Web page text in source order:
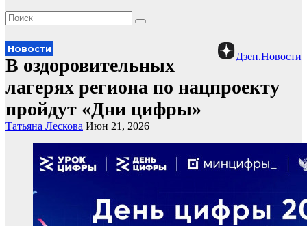
Дзен.Новости
Новости
В оздоровительных
лагерях региона по нацпроекту
пройдут «Дни цифры»
Татьяна Лескова Июн 21, 2026